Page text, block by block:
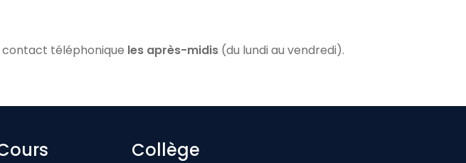
contact téléphonique les après-midis (du lundi au vendredi).
Collège